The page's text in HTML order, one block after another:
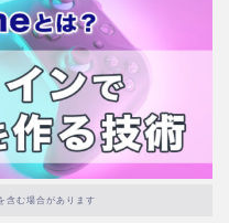
含む場合があります